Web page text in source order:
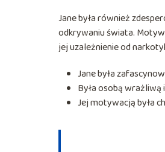
Jane była również
odkrywaniu świata.
jej uzależnienie od
Jane była
Była osobą wrażliwą
Jej motywacją była